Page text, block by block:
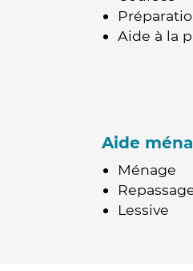
Aide à la
Aide
Ménage
Lessive